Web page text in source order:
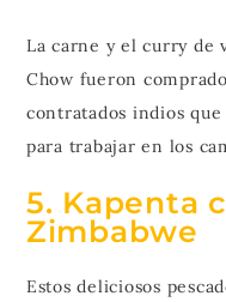
La carne y el curry de
Chow fueron
contratados indios
para trabajar en los
5. Kapenta
Zimbabwe
Estos deliciosos